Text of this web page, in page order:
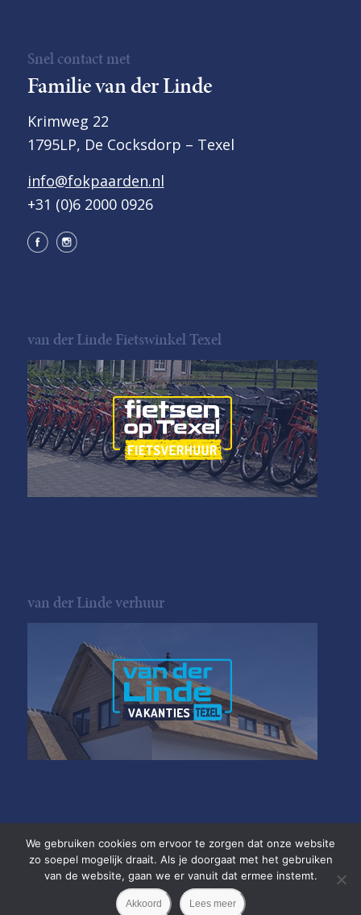
Snel contact met
Familie van der Linde
Krimweg 22
1795LP, De Cocksdorp – Texel
info@fokpaarden.nl
+31 (0)6 2000 0926
van der Linde Fietswinkel Texel
van der Linde verhuur
Copyright van der Linde Texel •
Privacyverklaring
• Website door
We gebruiken cookies om ervoor te zorgen dat onze website
zo soepel mogelijk draait. Als je doorgaat met het gebruiken
van de website, gaan we er vanuit dat ermee instemt.
Akkoord Lees meer